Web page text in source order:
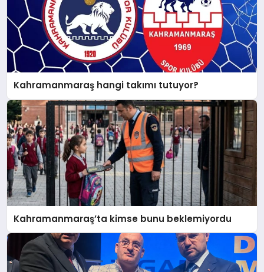
Kahramanmaraş hangi takımı tutuyor?
Kahramanmaraş’ta kimse bunu beklemiyordu